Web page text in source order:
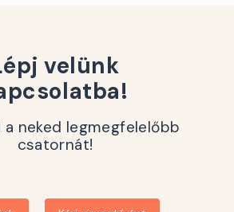
velünk
a neked legmegfelelőbb
csatornát!